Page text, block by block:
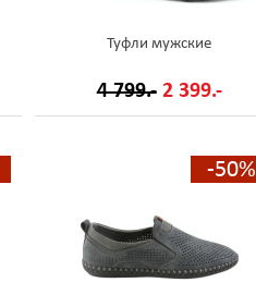
Туфли мужские
4 799.- 2 399.-
-50%